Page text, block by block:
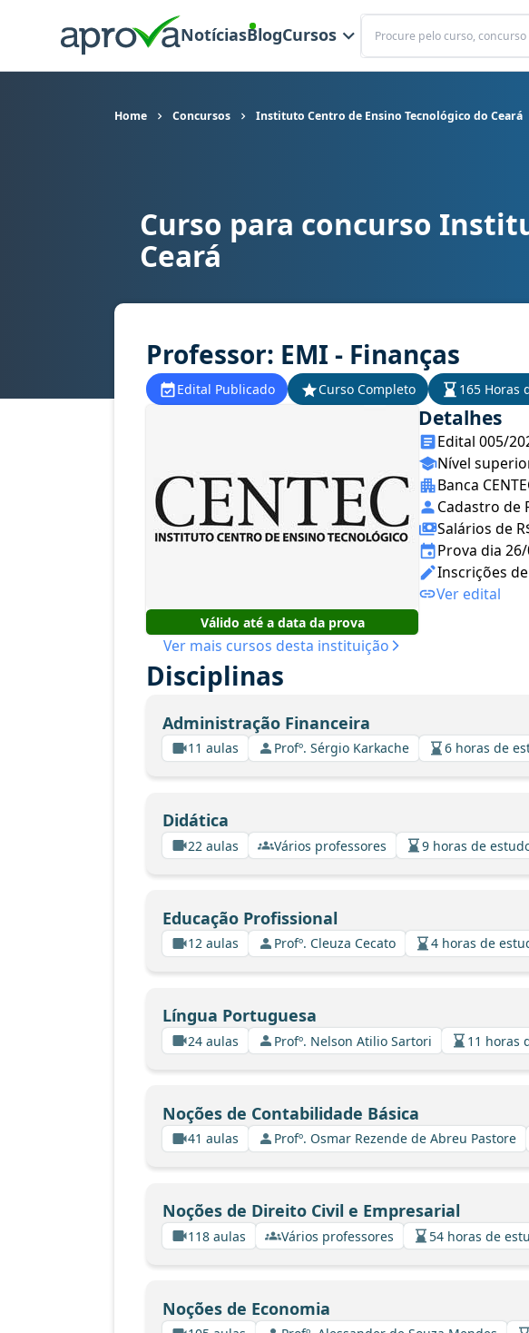
NotíciasBlogCursos
Buscar
Home Concursos Instituto Centro de Ensino Tecnológico do Ceará
Curso para concurso CENTEC (CE) - Instituto Centro de Ensino
Curso para concurso
Ceará
Professor: EMI - Finanças
Edital Publicado Curso Completo 165 Horas
Válido até a data da prova
Ver mais cursos desta instituição
Detalhes
Edital 005/
Nível
Banca
Cadastro de
Salários de
Prova dia
Inscrições
Ver edital
Disciplinas
Administração Financeira
11 aulas Profº. Sérgio Karkache 6 horas de
Didática
22 aulas Vários professores 9 horas de
Educação Profissional
12 aulas Profº. Cleuza Cecato 4 horas de
Língua Portuguesa
24 aulas Profº. Nelson Atilio Sartori 11 horas
Noções de Contabilidade Básica
41 aulas Profº. Osmar Rezende de Abreu Pastore
Noções de Direito Civil e Empresarial
118 aulas Vários professores 54 horas de
Noções de Economia